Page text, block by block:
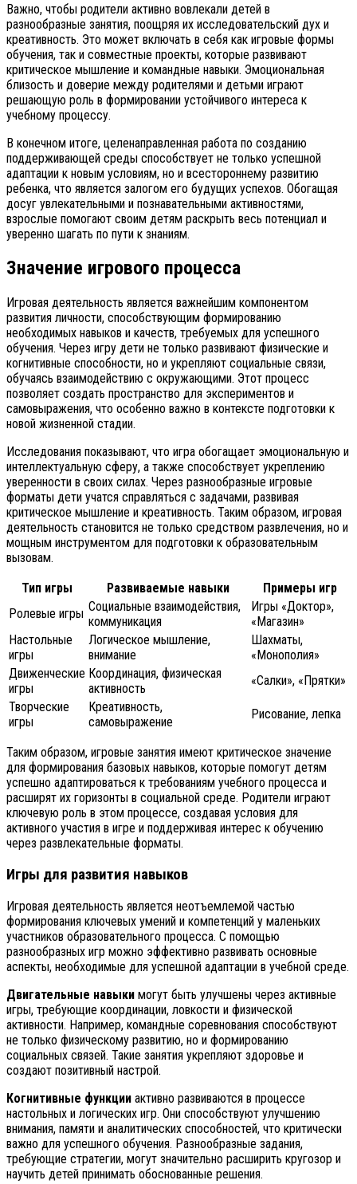
Важно, чтобы родители активно вовлекали детей в
разнообразные занятия, поощряя их исследовательский дух и
креативность. Это может включать в себя как игровые формы
обучения, так и совместные проекты, которые развивают
критическое мышление и командные навыки. Эмоциональная
близость и доверие между родителями и детьми играют
решающую роль в формировании устойчивого интереса к
учебному процессу.
В конечном итоге, целенаправленная работа по созданию
поддерживающей среды способствует не только успешной
адаптации к новым условиям, но и всестороннему развитию
ребенка, что является залогом его будущих успехов. Обогащая
досуг увлекательными и познавательными активностями,
взрослые помогают своим детям раскрыть весь потенциал и
уверенно шагать по пути к знаниям.
Значение игрового процесса
Игровая деятельность является важнейшим компонентом
развития личности, способствующим формированию
необходимых навыков и качеств, требуемых для успешного
обучения. Через игру дети не только развивают физические и
когнитивные способности, но и укрепляют социальные связи,
обучаясь взаимодействию с окружающими. Этот процесс
позволяет создать пространство для экспериментов и
самовыражения, что особенно важно в контексте подготовки к
новой жизненной стадии.
Исследования показывают, что игра обогащает эмоциональную и
интеллектуальную сферу, а также способствует укреплению
уверенности в своих силах. Через разнообразные игровые
форматы дети учатся справляться с задачами, развивая
критическое мышление и креативность. Таким образом, игровая
деятельность становится не только средством развлечения, но и
мощным инструментом для подготовки к образовательным
вызовам.
Тип игры
Развиваемые навыки
Примеры игр
Ролевые игры Социальные взаимодействия,
коммуникация
Игры «Доктор»,
«Магазин»
Настольные
игры
Логическое мышление,
внимание
Шахматы,
«Монополия»
Движенческие
игры
Координация, физическая
активность
«Салки», «Прятки»
Творческие
игры
Креативность,
самовыражение
Рисование, лепка
Таким образом, игровые занятия имеют критическое значение
для формирования базовых навыков, которые помогут детям
успешно адаптироваться к требованиям учебного процесса и
расширят их горизонты в социальной среде. Родители играют
ключевую роль в этом процессе, создавая условия для
активного участия в игре и поддерживая интерес к обучению
через развлекательные форматы.
Игры для развития навыков
Игровая деятельность является неотъемлемой частью
формирования ключевых умений и компетенций у маленьких
участников образовательного процесса. С помощью
разнообразных игр можно эффективно развивать основные
аспекты, необходимые для успешной адаптации в учебной среде.
Двигательные навыки могут быть улучшены через активные
игры, требующие координации, ловкости и физической
активности. Например, командные соревнования способствуют
не только физическому развитию, но и формированию
социальных связей. Такие занятия укрепляют здоровье и
создают позитивный настрой.
Когнитивные функции активно развиваются в процессе
настольных и логических игр. Они способствуют улучшению
внимания, памяти и аналитических способностей, что критически
важно для успешного обучения. Разнообразные задания,
требующие стратегии, могут значительно расширить кругозор и
научить детей принимать обоснованные решения.